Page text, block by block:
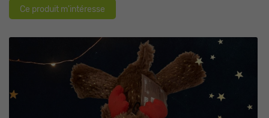
 Recopier le code ci-contre
Rafraîchir le captcha
Ce produit m'intéresse